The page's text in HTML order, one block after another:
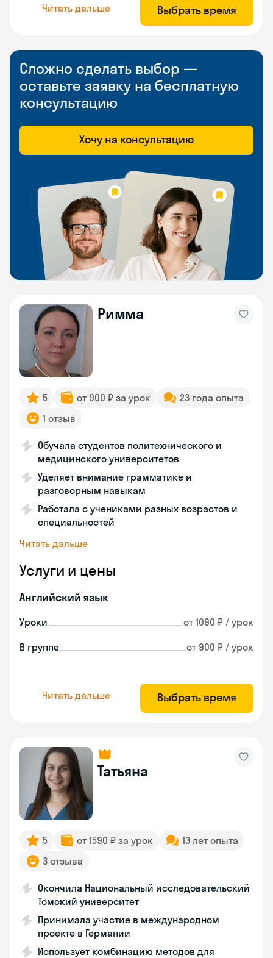
Читать дальше Выбрать время
Сложно сделать выбор —
оставьте заявку на бесплатную
консультацию
Хочу на консультацию
Римма
5 от 900 ₽ за урок
23 года опыта
1 отзыв
Обучала студентов политехнического и
медицинского университетов
Уделяет внимание грамматике и
разговорным навыкам
Работала с учениками разных возрастов и
специальностей
Читать дальше
Услуги и цены
Английский язык
Уроки от 1090 ₽ / урок
В группе от 900 ₽ / урок
Читать дальше Выбрать время
Татьяна
5 от 1590 ₽ за урок
13 лет опыта
3 отзыва
Окончила Национальный исследовательский
Томский университет
Принимала участие в международном
проекте в Германии
Использует комбинацию методов для